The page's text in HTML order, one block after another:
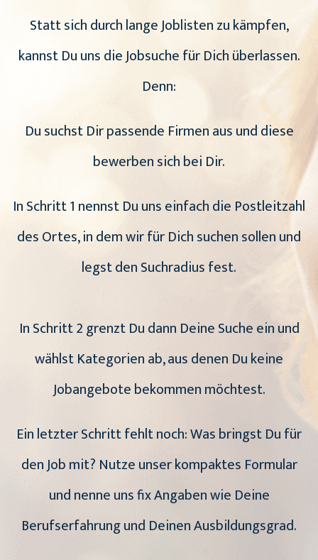
Statt sich durch lange Joblisten zu kämpfen,
kannst Du uns die Jobsuche für Dich überlassen.
Denn:
Du suchst Dir passende Firmen aus und diese
bewerben sich bei Dir.
In Schritt 1 nennst Du uns einfach die Postleitzahl
des Ortes, in dem wir für Dich suchen sollen und
legst den Suchradius fest.
In Schritt 2 grenzt Du dann Deine Suche ein und
wählst Kategorien ab, aus denen Du keine
Jobangebote bekommen möchtest.
Ein letzter Schritt fehlt noch: Was bringst Du für
den Job mit? Nutze unser kompaktes Formular
und nenne uns fix Angaben wie Deine
Berufserfahrung und Deinen Ausbildungsgrad.